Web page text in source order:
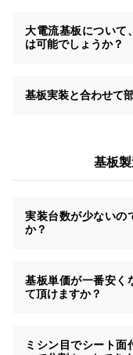
大電流基板について
は可能でしょうか？
基板実装と合わせて
基板
実装台数が少ないの
か？
基板単価が一番安く
て頂けますか？
ミシン目でシート面